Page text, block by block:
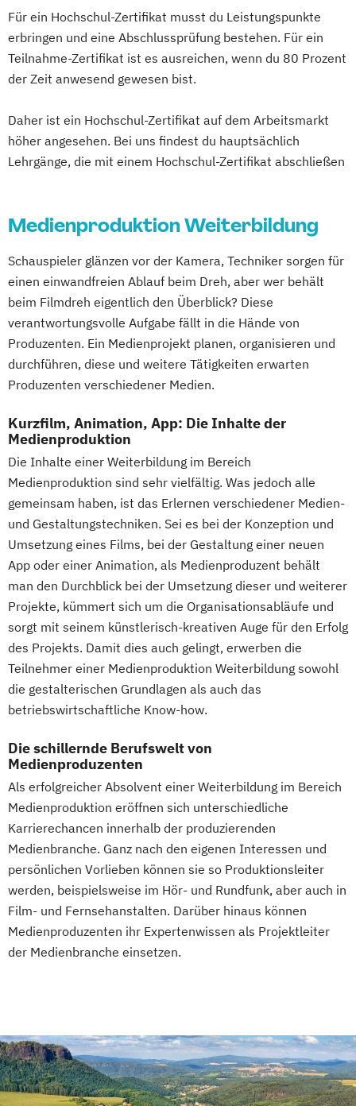
Music Management
Music and Audio Production
Musik Designer*in
Musikproduzent*in
Photography Tonmeister*in
Für ein Hochschul-Zertifikat musst du Leistungspunkte
erbringen und eine Abschlussprüfung bestehen. Für ein
Teilnahme-Zertifikat ist es ausreichen, wenn du 80 Prozent
der Zeit anwesend gewesen bist.
Daher ist ein Hochschul-Zertifikat auf dem Arbeitsmarkt
höher angesehen. Bei uns findest du hauptsächlich
Lehrgänge, die mit einem Hochschul-Zertifikat abschließen
Medienproduktion Weiterbildung
Schauspieler glänzen vor der Kamera, Techniker sorgen für
einen einwandfreien Ablauf beim Dreh, aber wer behält
beim Filmdreh eigentlich den Überblick? Diese
verantwortungsvolle Aufgabe fällt in die Hände von
Produzenten. Ein Medienprojekt planen, organisieren und
durchführen, diese und weitere Tätigkeiten erwarten
Produzenten verschiedener Medien.
Kurzfilm, Animation, App: Die Inhalte der
Medienproduktion
Die Inhalte einer Weiterbildung im Bereich
Medienproduktion sind sehr vielfältig. Was jedoch alle
gemeinsam haben, ist das Erlernen verschiedener Medien-
und Gestaltungstechniken. Sei es bei der Konzeption und
Umsetzung eines Films, bei der Gestaltung einer neuen
App oder einer Animation, als Medienproduzent behält
man den Durchblick bei der Umsetzung dieser und weiterer
Projekte, kümmert sich um die Organisationsabläufe und
sorgt mit seinem künstlerisch-kreativen Auge für den Erfolg
des Projekts. Damit dies auch gelingt, erwerben die
Teilnehmer einer Medienproduktion Weiterbildung sowohl
die gestalterischen Grundlagen als auch das
betriebswirtschaftliche Know-how.
Die schillernde Berufswelt von
Medienproduzenten
Als erfolgreicher Absolvent einer Weiterbildung im Bereich
Medienproduktion eröffnen sich unterschiedliche
Karrierechancen innerhalb der produzierenden
Medienbranche. Ganz nach den eigenen Interessen und
persönlichen Vorlieben können sie so Produktionsleiter
werden, beispielsweise im Hör- und Rundfunk, aber auch in
Film- und Fernsehanstalten. Darüber hinaus können
Medienproduzenten ihr Expertenwissen als Projektleiter
der Medienbranche einsetzen.